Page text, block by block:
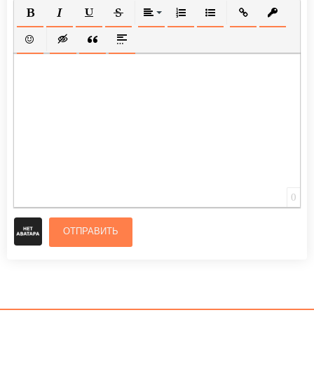
ПОЛУЖИРНЫЙ
КУРСИВПОДЧЕРКНУТЫЙ
ЗАЧЕРКНУТЫЙВЫРАВНИВАНИЕ
НУМЕРОВАННЫЙ СПИСОК
МАРКИРОВАННЫЙ
ВСТАВИТЬ
ВСТАВИТЬ СМАЙЛИК
ВСТАВКА СКРЫТОГО ТЕКСТА
ВСТАВКА ЦИТАТЫ
ВСТАВКА СПОЙЛЕРА
0
ОТПРАВИТЬ